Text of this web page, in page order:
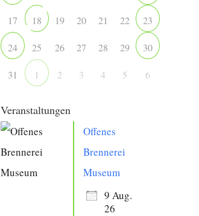
17 18 19 20 21 22 23
24 25 26 27 28 29 30
31 1 2 3 4 5 6
Veranstaltungen
Offenes
Brennerei
Museum
9 Aug.
26